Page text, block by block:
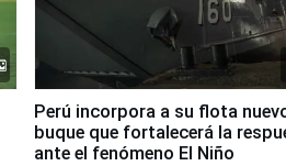
Perú incorpora a su flota
buque que fortalecerá la
ante el fenómeno El Niño